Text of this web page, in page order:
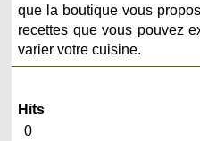
que la boutique vous
recettes que vous pouvez
varier votre cuisine.
Hits
0